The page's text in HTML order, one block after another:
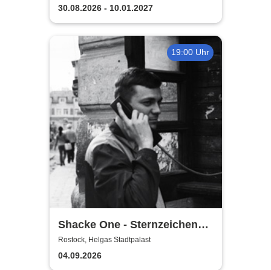
30.08.2026 - 10.01.2027
19:00 Uhr
Shacke One - Sternzeichen
Boss Tour
Rostock, Helgas Stadtpalast
04.09.2026